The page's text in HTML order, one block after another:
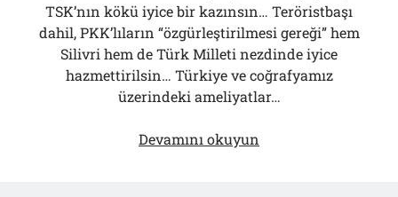
TSK’nın kökü iyice bir kazınsın… Teröristbaşı
dahil, PKK’lıların “özgürleştirilmesi gereği” hem
Silivri hem de Türk Milleti nezdinde iyice
hazmettirilsin… Türkiye ve coğrafyamız
üzerindeki ameliyatlar…
Devamını okuyun